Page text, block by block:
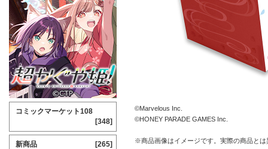
©Marvelous Inc.
©HONEY PARADE GAMES Inc.
※商品画像はイメージです。実際の商品と
コミックマーケット108
[348]
新商品 [265]